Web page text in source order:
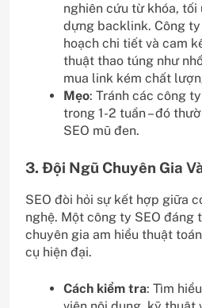
nghiên cứu từ khóa, tối
dựng backlink. Công
hoạch chi tiết và cam
thuật thao túng như
mua link kém chất
Mẹo: Tránh các công
trong 1-2 tuần – đó
SEO mũ đen.
3. Đội Ngũ Chuyên Gia
SEO đòi hỏi sự kết hợp giữa
nghệ. Một công ty SEO đáng
chuyên gia am hiểu thuật
cụ hiện đại.
Cách kiểm tra: Tìm